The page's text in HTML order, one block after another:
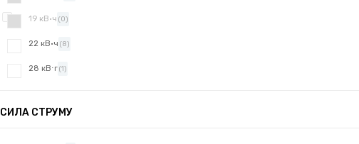
19 кВ·ч (0)
22 кВ·ч (8)
28 кВ⋅г(1)
СИЛА СТРУМУ